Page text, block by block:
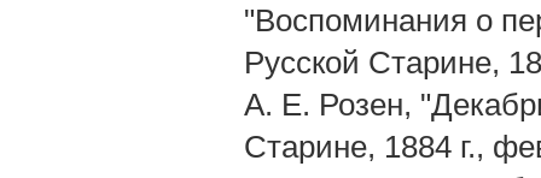
"Воспоминания о
Русской Старине,
А. Е. Розен,
Старине, 1884 г.,